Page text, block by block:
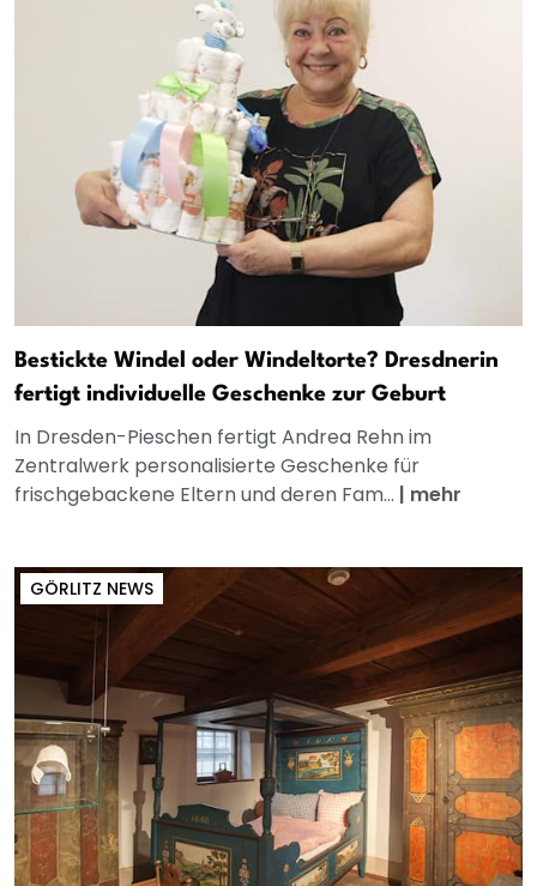
Bestickte Windel oder Windeltorte? Dresdnerin
fertigt individuelle Geschenke zur Geburt
In Dresden-Pieschen fertigt Andrea Rehn im
Zentralwerk personalisierte Geschenke für
frischgebackene Eltern und deren Fam... | mehr
GÖRLITZ NEWS